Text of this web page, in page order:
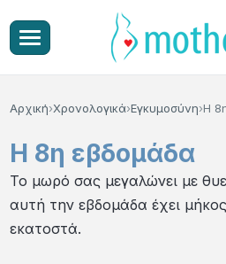
Αρχική Χρονολογικά Εγκυμοσύνη Η
Η 8η εβδομάδα
Το μωρό σας μεγαλώνει με
αυτή την εβδομάδα έχει
εκατοστά.